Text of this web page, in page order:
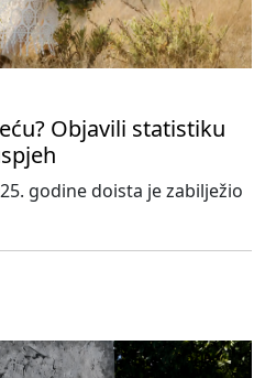
Objavili statistiku
godine doista je zabilježio